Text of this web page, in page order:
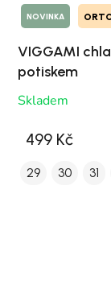
NOVINKA
VIGGAMI
potiskem
Skladem
499 Kč
29 30 31